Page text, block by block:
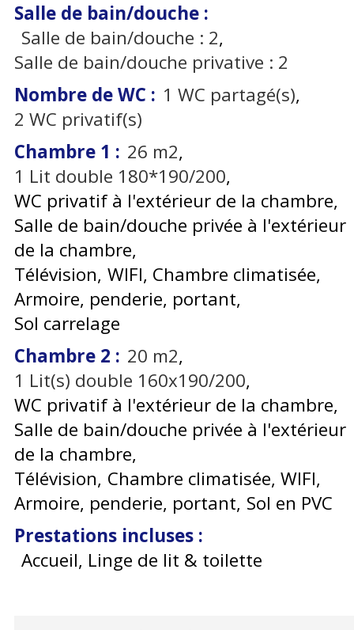
Salle de bain/douche :
Salle de bain/douche : 2
Salle de bain/douche privative : 2
Nombre de WC : 1 WC partagé(s)
2 WC privatif(s)
Chambre 1 : 26 m2
1 Lit double 180*190/200
WC privatif à l'extérieur de la chambre
Salle de bain/douche privée à l'extérieur
de la chambre
Télévision WIFI Chambre climatisée
Armoire, penderie, portant
Sol carrelage
Chambre 2 : 20 m2
1 Lit(s) double 160x190/200
WC privatif à l'extérieur de la chambre
Salle de bain/douche privée à l'extérieur
de la chambre
Télévision Chambre climatisée WIFI
Armoire, penderie, portant Sol en PVC
Prestations incluses :
Accueil, Linge de lit & toilette